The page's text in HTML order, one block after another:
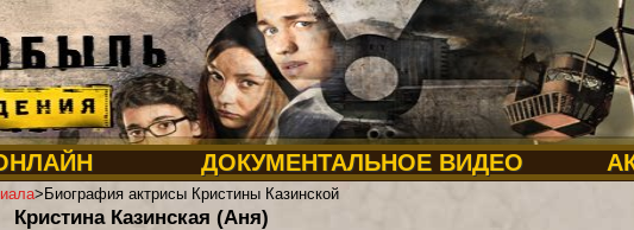
ДОКУМЕНТАЛЬНОЕ ВИДЕО
>Биография актрисы Кристины Казинской
Кристина Казинская (Аня)